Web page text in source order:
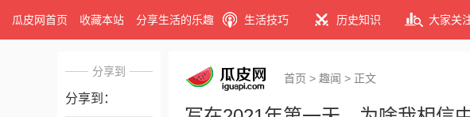
瓜皮网首页 收藏本站 分享生活的乐趣 生活技巧 历史知识 大家关
分享到
分享到：
首页 > 趣闻 > 正文